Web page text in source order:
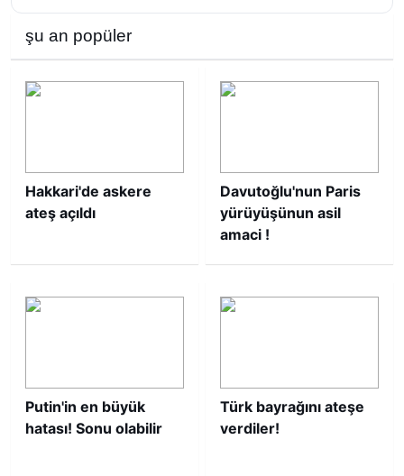
şu an popüler
Hakkari'de askere
ateş açıldı
Davutoğlu'nun Paris
yürüyüşünun asil
amaci !
Putin'in en büyük
hatası! Sonu olabilir
Türk bayrağını ateşe
verdiler!